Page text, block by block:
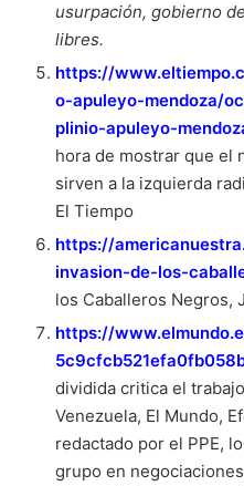
usurpación, gobierno
libres.
https://
o-apuleyo-mendoza/
plinio-apuleyo-
hora de mostrar que el
sirven a la izquierda
El Tiempo
https://
invasion-de-los-
los Caballeros Negros,
https://
dividida critica el
Venezuela, El Mundo,
redactado por el PPE,
grupo en